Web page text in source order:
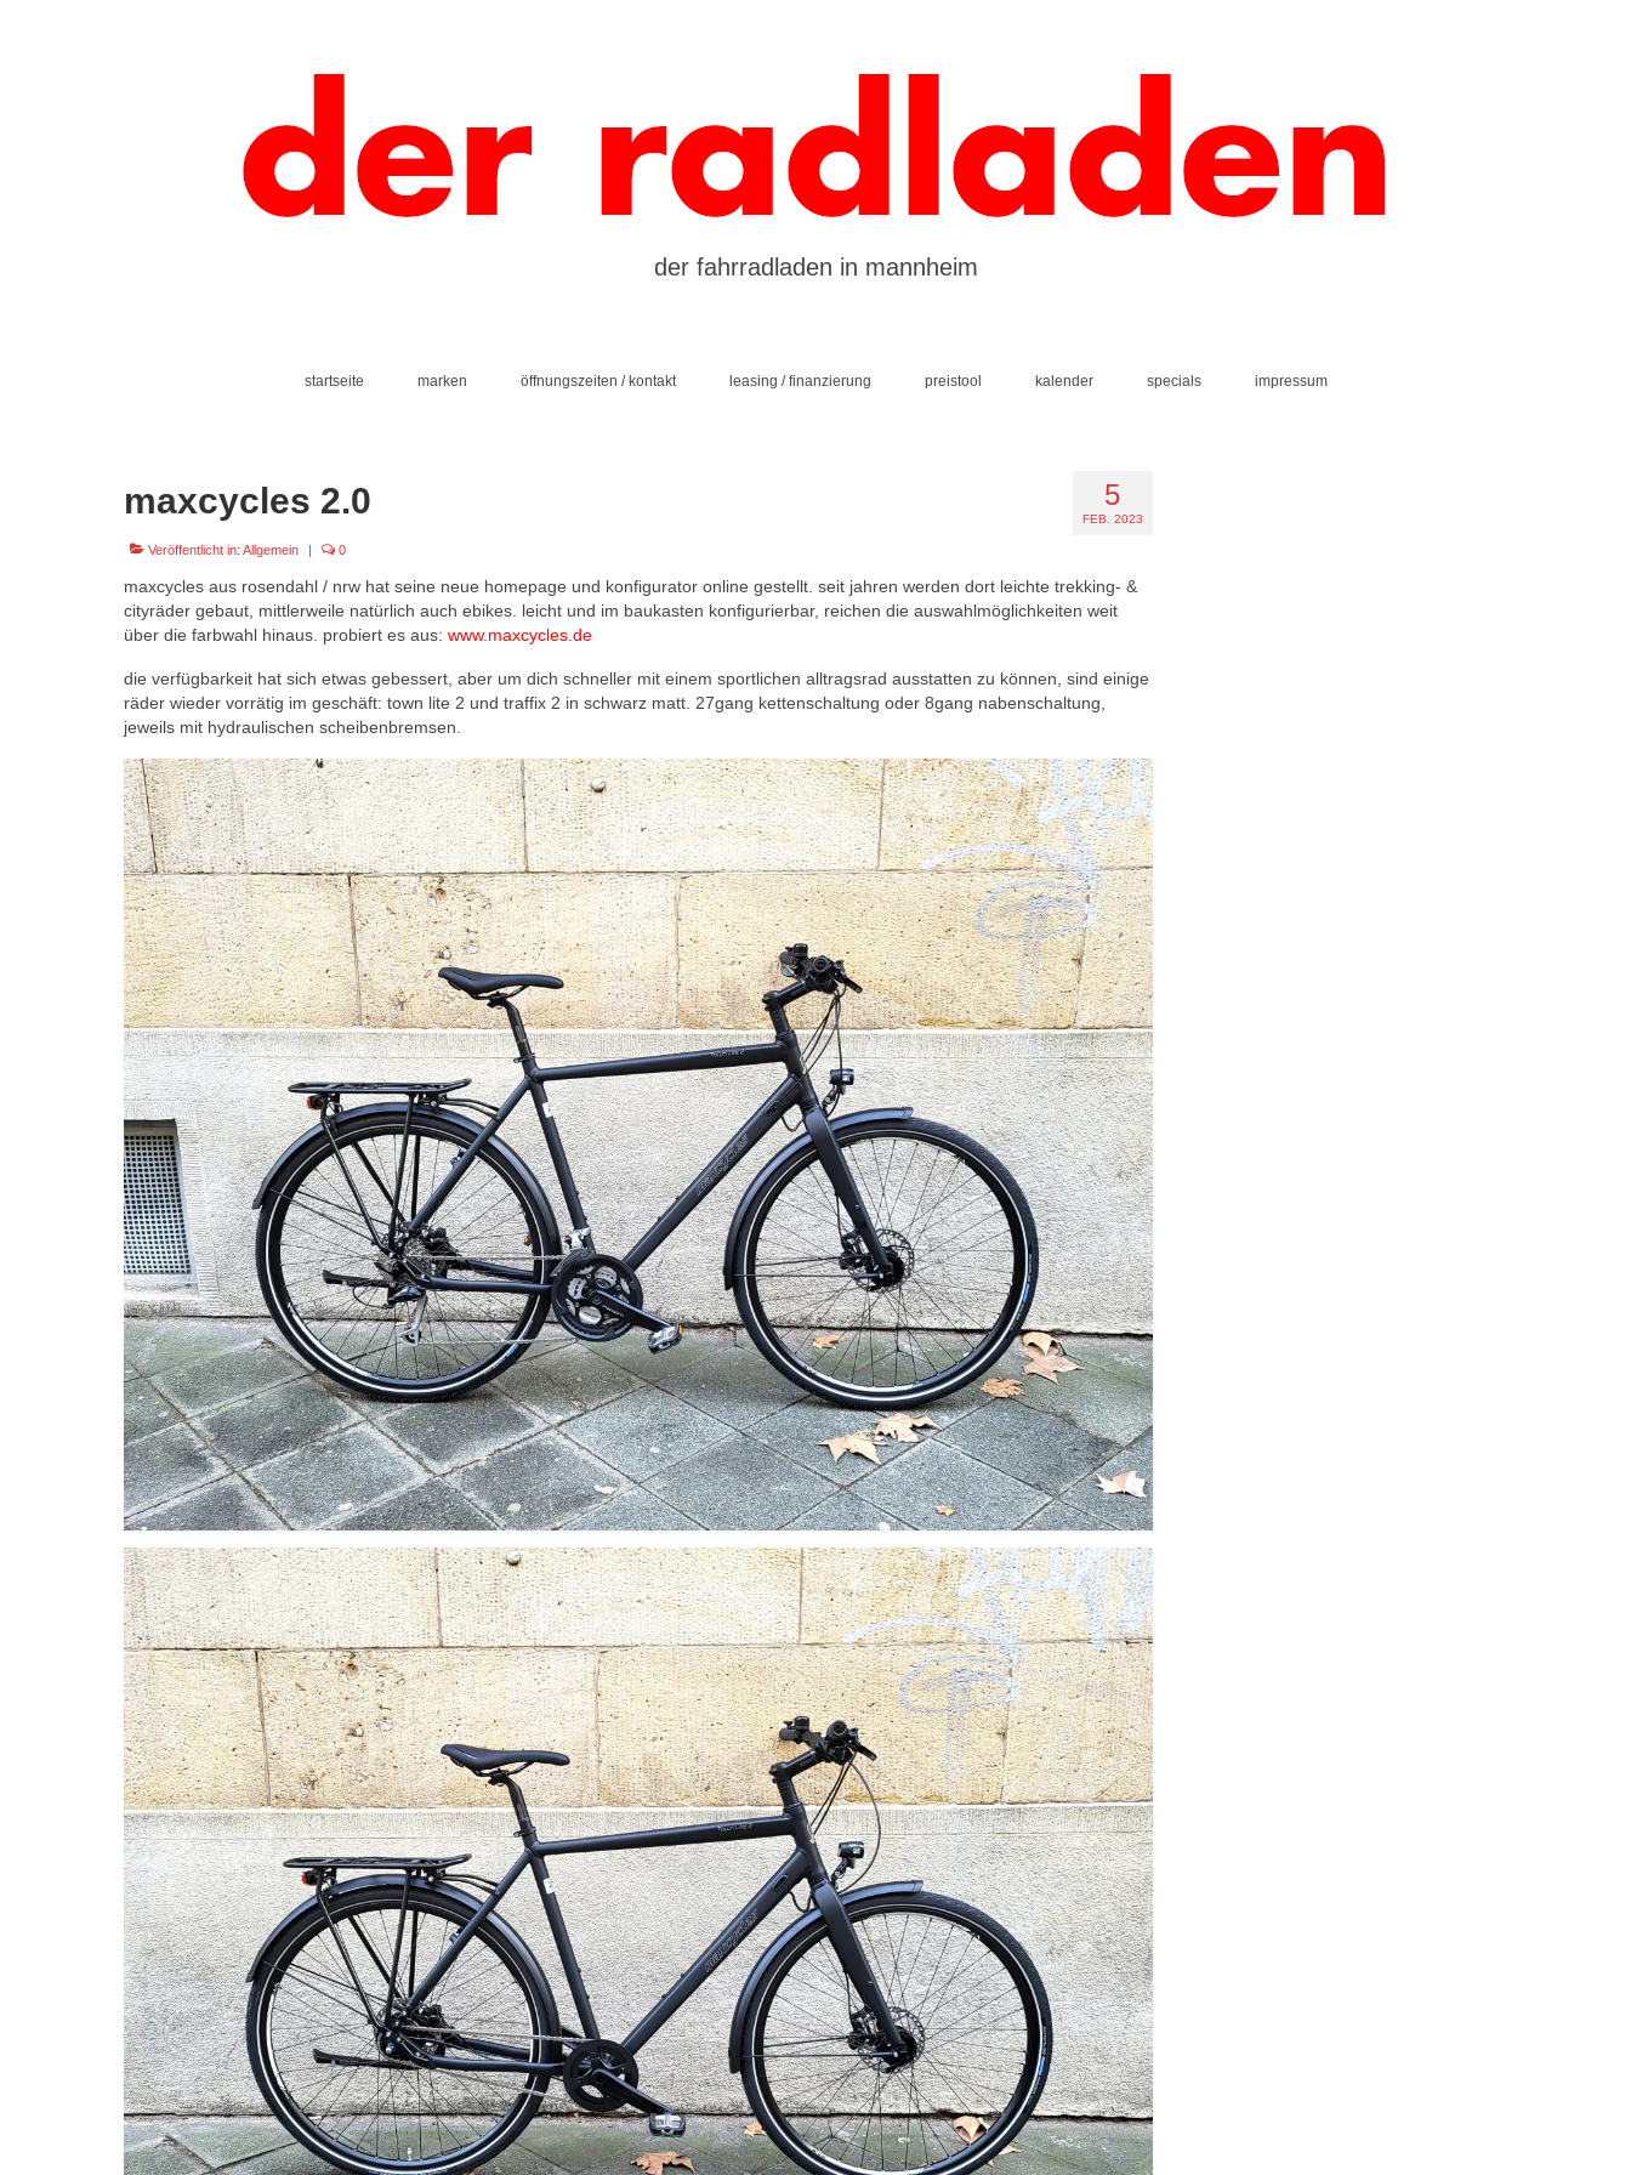
der fahrradladen in mannheim
startseite marken öffnungszeiten / kontakt leasing / finanzierung preistool kalender specials impressum
5
FEB. 2023
maxcycles 2.0
Veröffentlicht in: Allgemein | 0
maxcycles aus rosendahl / nrw hat seine neue homepage und konfigurator online gestellt. seit jahren werden dort leichte trekking- &
cityräder gebaut, mittlerweile natürlich auch ebikes. leicht und im baukasten konfigurierbar, reichen die auswahlmöglichkeiten weit
über die farbwahl hinaus. probiert es aus: www.maxcycles.de
die verfügbarkeit hat sich etwas gebessert, aber um dich schneller mit einem sportlichen alltragsrad ausstatten zu können, sind einige
räder wieder vorrätig im geschäft: town lite 2 und traffix 2 in schwarz matt. 27gang kettenschaltung oder 8gang nabenschaltung,
jeweils mit hydraulischen scheibenbremsen.